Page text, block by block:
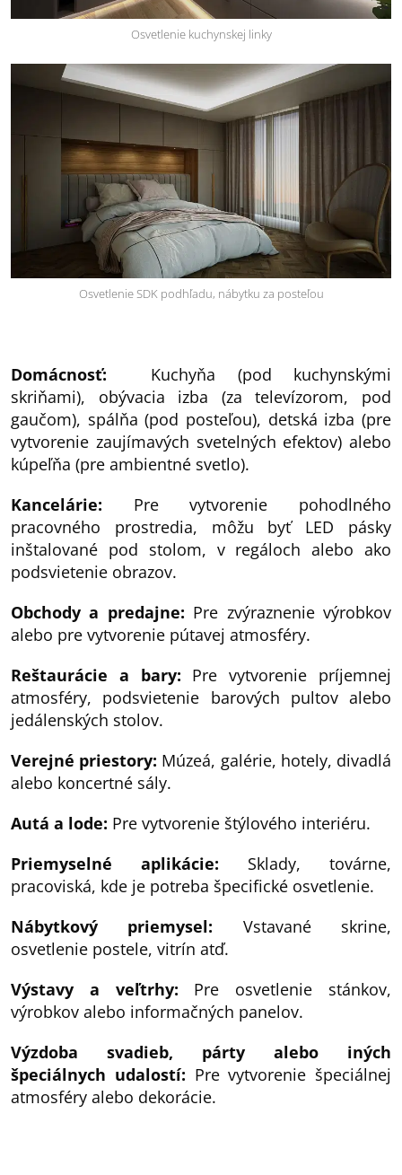
Osvetlenie kuchynskej linky
Osvetlenie SDK podhľadu, nábytku za posteľou
Domácnosť:
Kuchyňa (pod kuchynskými
skriňami), obývacia izba (za televízorom, pod
gaučom), spálňa (pod posteľou), detská izba (pre
vytvorenie zaujímavých svetelných efektov) alebo
kúpeľňa (pre ambientné svetlo).
Kancelárie: Pre vytvorenie pohodlného
pracovného prostredia, môžu byť LED pásky
inštalované pod stolom, v regáloch alebo ako
podsvietenie obrazov.
Obchody a predajne: Pre zvýraznenie výrobkov
alebo pre vytvorenie pútavej atmosféry.
Reštaurácie a bary: Pre vytvorenie príjemnej
atmosféry, podsvietenie barových pultov alebo
jedálenských stolov.
Verejné priestory: Múzeá, galérie, hotely, divadlá
alebo koncertné sály.
Autá a lode: Pre vytvorenie štýlového interiéru.
Priemyselné aplikácie: Sklady, továrne,
pracoviská, kde je potreba špecifické osvetlenie.
Nábytkový priemysel: Vstavané skrine,
osvetlenie postele, vitrín atď.
Výstavy a veľtrhy: Pre osvetlenie stánkov,
výrobkov alebo informačných panelov.
Výzdoba svadieb, párty alebo iných
špeciálnych udalostí: Pre vytvorenie špeciálnej
atmosféry alebo dekorácie.